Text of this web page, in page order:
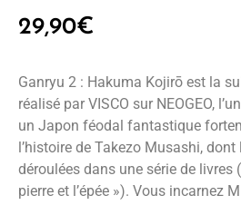
29,90€
Ganryu 2 : Hakuma Kojirō est la
réalisé par VISCO sur NEOGEO,
un Japon féodal fantastique
l’histoire de Takezo Musashi,
déroulées dans une série de livres
pierre et l’épée »). Vous incarnez